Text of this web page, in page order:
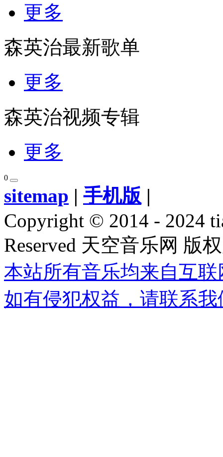
更多
森英治最新歌单
更多
森英治视频专辑
更多
0
sitemap | 手机版 |
Copyright © 2014 - 2024
Reserved 天空音乐网 版
本站所有音乐均来自互
如有侵犯权益，请联系